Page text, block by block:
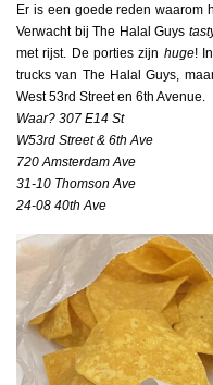
Er is een goede reden waarom
Verwacht bij The Halal Guys
met rijst. De porties zijn huge!
trucks van The Halal Guys,
West 53rd Street en 6th Avenue.
Waar? 307 E14 St
W53rd Street & 6th Ave
720 Amsterdam Ave
31-10 Thomson Ave
24-08 40th Ave